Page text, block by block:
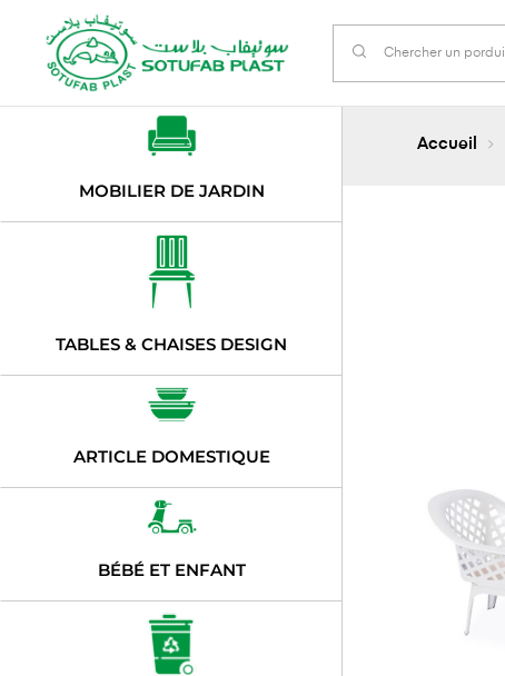
Accueil
MOBILIER DE JARDIN
TABLES & CHAISES DESIGN
ARTICLE DOMESTIQUE
BÉBÉ ET ENFANT